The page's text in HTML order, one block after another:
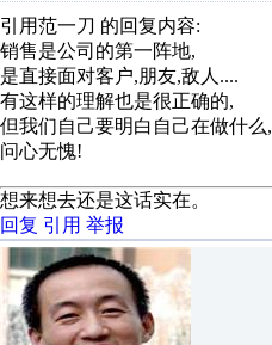
引用范一刀 的回复内容:
销售是公司的第一阵地,
是直接面对客户,朋友,敌人....
有这样的理解也是很正确的,
但我们自己要明白自己在做什么,
问心无愧!
想来想去还是这话实在。
回复 引用 举报